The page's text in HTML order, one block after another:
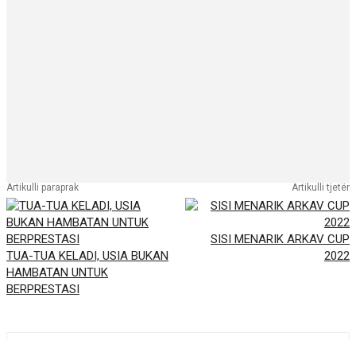
Artikulli paraprak
TUA-TUA KELADI, USIA BUKAN
HAMBATAN UNTUK
BERPRESTASI
Artikulli tjetër
SISI MENARIK ARKAV CUP
2022